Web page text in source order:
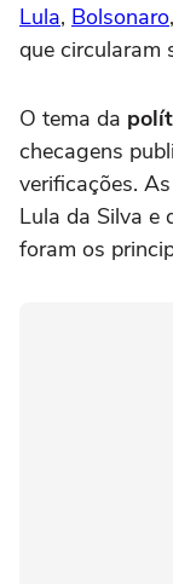
Lula, Bolsonaro
que circularam
O tema da
checagens
verificações.
Lula da Silva e
foram os